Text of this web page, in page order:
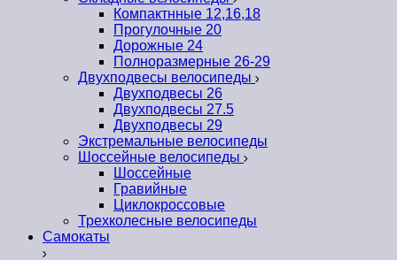
Компактнные 12,16,18
Прогулочные 20
Дорожные 24
Полноразмерные 26-29
Двухподвесы велосипеды
Двухподвесы 26
Двухподвесы 27.5
Двухподвесы 29
Экстремальные велосипеды
Шоссейные велосипеды
Шоссейные
Гравийные
Циклокроссовые
Трехколесные велосипеды
Самокаты